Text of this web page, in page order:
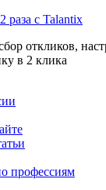
раза с Talantix
откликов,
в 2 клика
профессиям